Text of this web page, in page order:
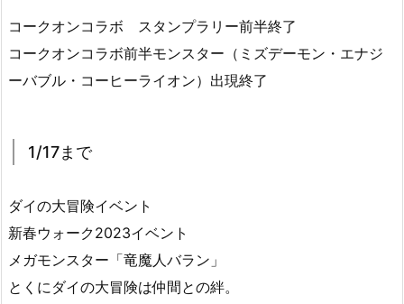
コークオンコラボ スタンプラリー前半終了
コークオンコラボ前半モンスター（ミズデーモン・エナジ
ーバブル・コーヒーライオン）出現終了
1/17まで
ダイの大冒険イベント
新春ウォーク2023イベント
メガモンスター「竜魔人バラン」
とくにダイの大冒険は仲間との絆。